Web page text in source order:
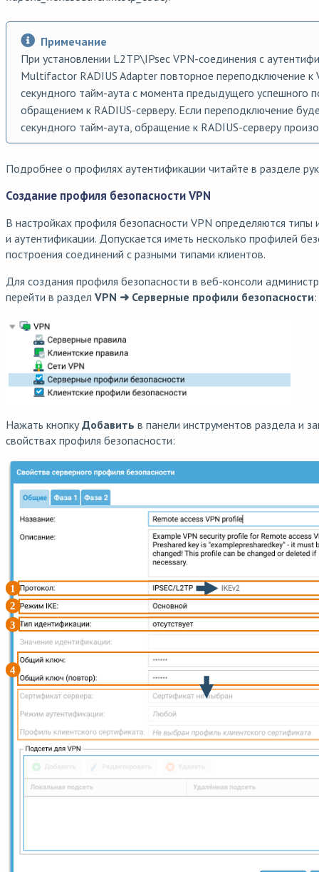
Примечание
При установлении L2TP\IPsec VPN-соединения c
Multifactor RADIUS Adapter повторное переподключение к
секундного тайм-аута с момента предыдущего успешного
обращением к RADIUS-серверу. Если переподключение
секундного тайм-аута, обращение к RADIUS-серверу
Подробнее о профилях аутентификации читайте в разделе
Создание профиля безопасности VPN
В настройках профиля безопасности VPN определяются
и аутентификации. Допускается иметь несколько профилей
построения соединений с разными типами клиентов.
Для создания профиля безопасности в веб-консоли
перейти в раздел VPN ➜ Серверные профили безопасности:
Нажать кнопкуДобавить в панели инструментов раздела и
свойствах профиля безопасности: